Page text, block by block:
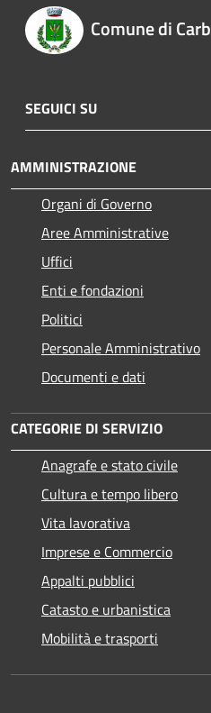
Comune di
SEGUICI SU
AMMINISTRAZIONE
Organi di Governo
Aree Amministrative
Uffici
Enti e fondazioni
Politici
Personale Amministrativo
Documenti e dati
CATEGORIE DI SERVIZIO
Anagrafe e stato civile
Cultura e tempo libero
Vita lavorativa
Imprese e Commercio
Appalti pubblici
Catasto e urbanistica
Mobilità e trasporti